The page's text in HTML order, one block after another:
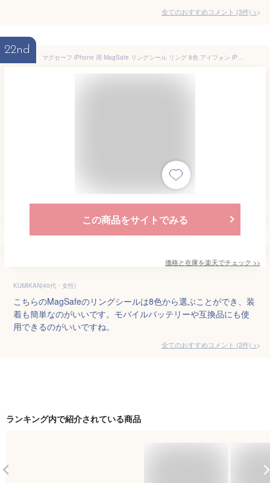
全てのおすすめコメント (3件) >
22nd
マグセーフ iPhone 用 MagSafe リングシール リング 8色 アイフォン iPhone14 iPhone13 iPhone12 Qi 送料無料
この商品をサイトでみる
価格と在庫を楽天でチェック >>
KUMIKAN(40代・女性)
こちらのMagSafeのリングシールは8色から選ぶことができ、装
着も簡単なのがいいです。モバイルバッテリーや互換品にも使
用できるのがいいですね。
全てのおすすめコメント (2件) >
ランキング内で紹介されている商品